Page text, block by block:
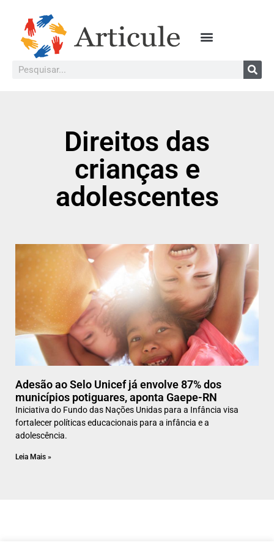
Direitos das
crianças e
adolescentes
Adesão ao Selo Unicef já envolve 87% dos
municípios potiguares, aponta Gaepe-RN
Iniciativa do Fundo das Nações Unidas para a Infância visa
fortalecer políticas educacionais para a infância e a
adolescência.
Leia Mais »